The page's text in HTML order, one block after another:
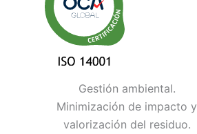
Gestión ambiental.
Minimización de impacto y
valorización del residuo.